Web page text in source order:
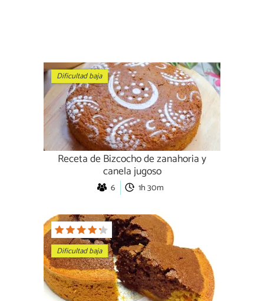
Dificultad baja
Receta de Bizcocho de zanahoria y
canela jugoso
6 1h 30m
Dificultad baja